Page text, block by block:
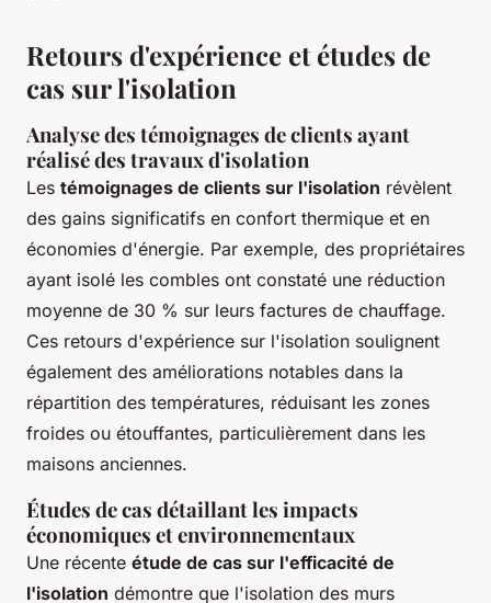
Retours d'expérience et études de
cas sur l'isolation
Analyse des témoignages de clients ayant
réalisé des travaux d'isolation
Les témoignages de clients sur l'isolation révèlent
des gains significatifs en confort thermique et en
économies d'énergie. Par exemple, des propriétaires
ayant isolé les combles ont constaté une réduction
moyenne de 30 % sur leurs factures de chauffage.
Ces retours d'expérience sur l'isolation soulignent
également des améliorations notables dans la
répartition des températures, réduisant les zones
froides ou étouffantes, particulièrement dans les
maisons anciennes.
Études de cas détaillant les impacts
économiques et environnementaux
Une récente étude de cas sur l'efficacité de
l'isolation démontre que l'isolation des murs